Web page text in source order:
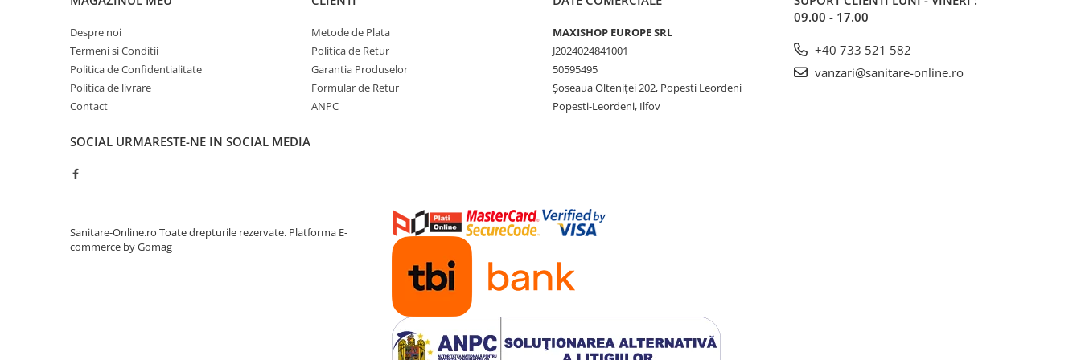
Despre noi
Termeni si Conditii
Politica de Confidentialitate
Politica de livrare
Contact
Metode de Plata
Politica de Retur
Garantia Produselor
Formular de Retur
ANPC
MAXISHOP EUROPE SRL
J2024024841001
50595495
Şoseaua Olteniţei 202, Popesti Leordeni
Popesti-Leordeni, Ilfov
09.00 - 17.00
+40 733 521 582
vanzari@sanitare-online.ro
SOCIAL URMARESTE-NE IN SOCIAL MEDIA
Sanitare-Online.ro Toate drepturile rezervate. Platforma E-
commerce by Gomag